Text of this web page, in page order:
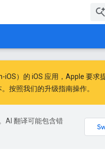
iOS）的 iOS 应用，Apple 要求
。按照我们的升级指南操作。
AI 翻译可能包含错